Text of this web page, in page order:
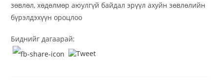
зөвлөл, хөдөлмөр аюулгүй байдал эрүүл ахуйн зөвлөлийн
бүрэлдэхүүн ороцлоо
Биднийг дагаарай: